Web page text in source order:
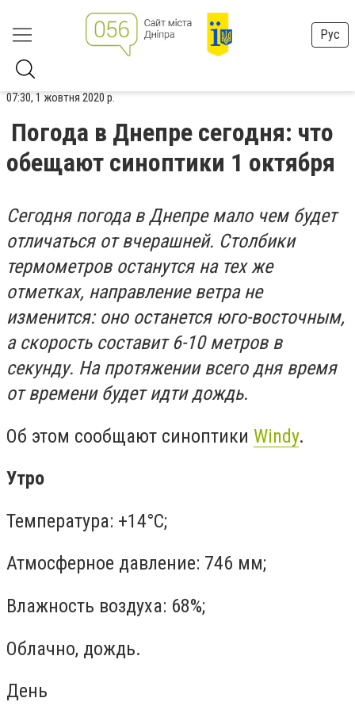
Рус
07:30, 1 жовтня 2020 р.
Погода в Днепре сегодня: что
обещают синоптики 1 октября
Сегодня погода в Днепре мало чем будет
отличаться от вчерашней. Столбики
термометров останутся на тех же
отметках, направление ветра не
изменится: оно останется юго-восточным,
а скорость составит 6-10 метров в
секунду. На протяжении всего дня время
от времени будет идти дождь.
Об этом сообщают синоптики Windy.
Утро
Температура: +14°C;
Атмосферное давление: 746 мм;
Влажность воздуха: 68%;
Облачно, дождь.
День